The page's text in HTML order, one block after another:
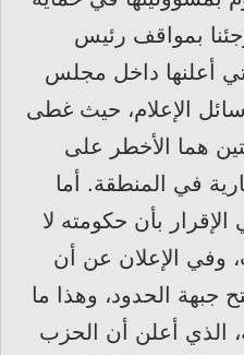
بمواقف رئيس
أعلنها داخل مجلس
الإعلام، حيث غطى
هما الأخطر على
في المنطقة. أما
الإقرار بأن حكومته لا
وفي الإعلان عن أن
جبهة الحدود، وهذا ما
الذي أعلن أن الحزب